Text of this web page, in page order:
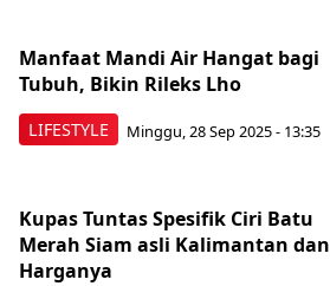
LIFESTYLE
Manfaat Mandi Air Hangat bagi
Tubuh, Bikin Rileks Lho
Minggu, 28 Sep 2025 - 13:35
Kupas Tuntas Spesifik Ciri Batu
Merah Siam asli Kalimantan dan
Harganya